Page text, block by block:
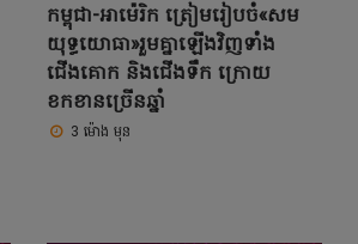
កម្ពុជា-អាម៉េរិក ត្រៀមរៀបចំ«សម
យុទ្ធ​យោធា»រួមគ្នាឡើងវិញទាំង
ជើងគោក និងជើងទឹក ក្រោយ
ខកខានច្រើនឆ្នាំ
3 ម៉ោង មុន